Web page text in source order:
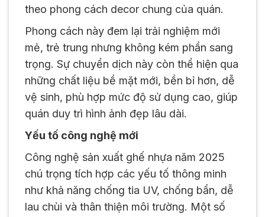
theo phong cách decor chung của quán.
Phong cách này đem lại trải nghiệm mới
mẻ, trẻ trung nhưng không kém phần sang
trọng. Sự chuyển dịch này còn thể hiện qua
những chất liệu bề mặt mới, bền bỉ hơn, dễ
vệ sinh, phù hợp mức độ sử dụng cao, giúp
quán duy trì hình ảnh đẹp lâu dài.
Yếu tố công nghệ mới
Công nghệ sản xuất ghế nhựa năm 2025
chú trọng tích hợp các yếu tố thông minh
như khả năng chống tia UV, chống bẩn, dễ
lau chùi và thân thiện môi trường. Một số